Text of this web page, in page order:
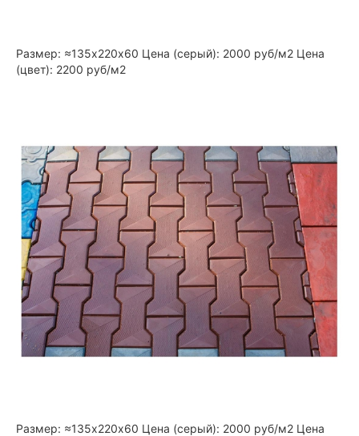
Размер: ≈135х220х60 Цена (серый): 2000 руб/м2 Цена
(цвет): 2200 руб/м2
Размер: ≈135х220х60 Цена (серый): 2000 руб/м2 Цена